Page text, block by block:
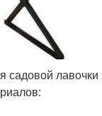
садовой